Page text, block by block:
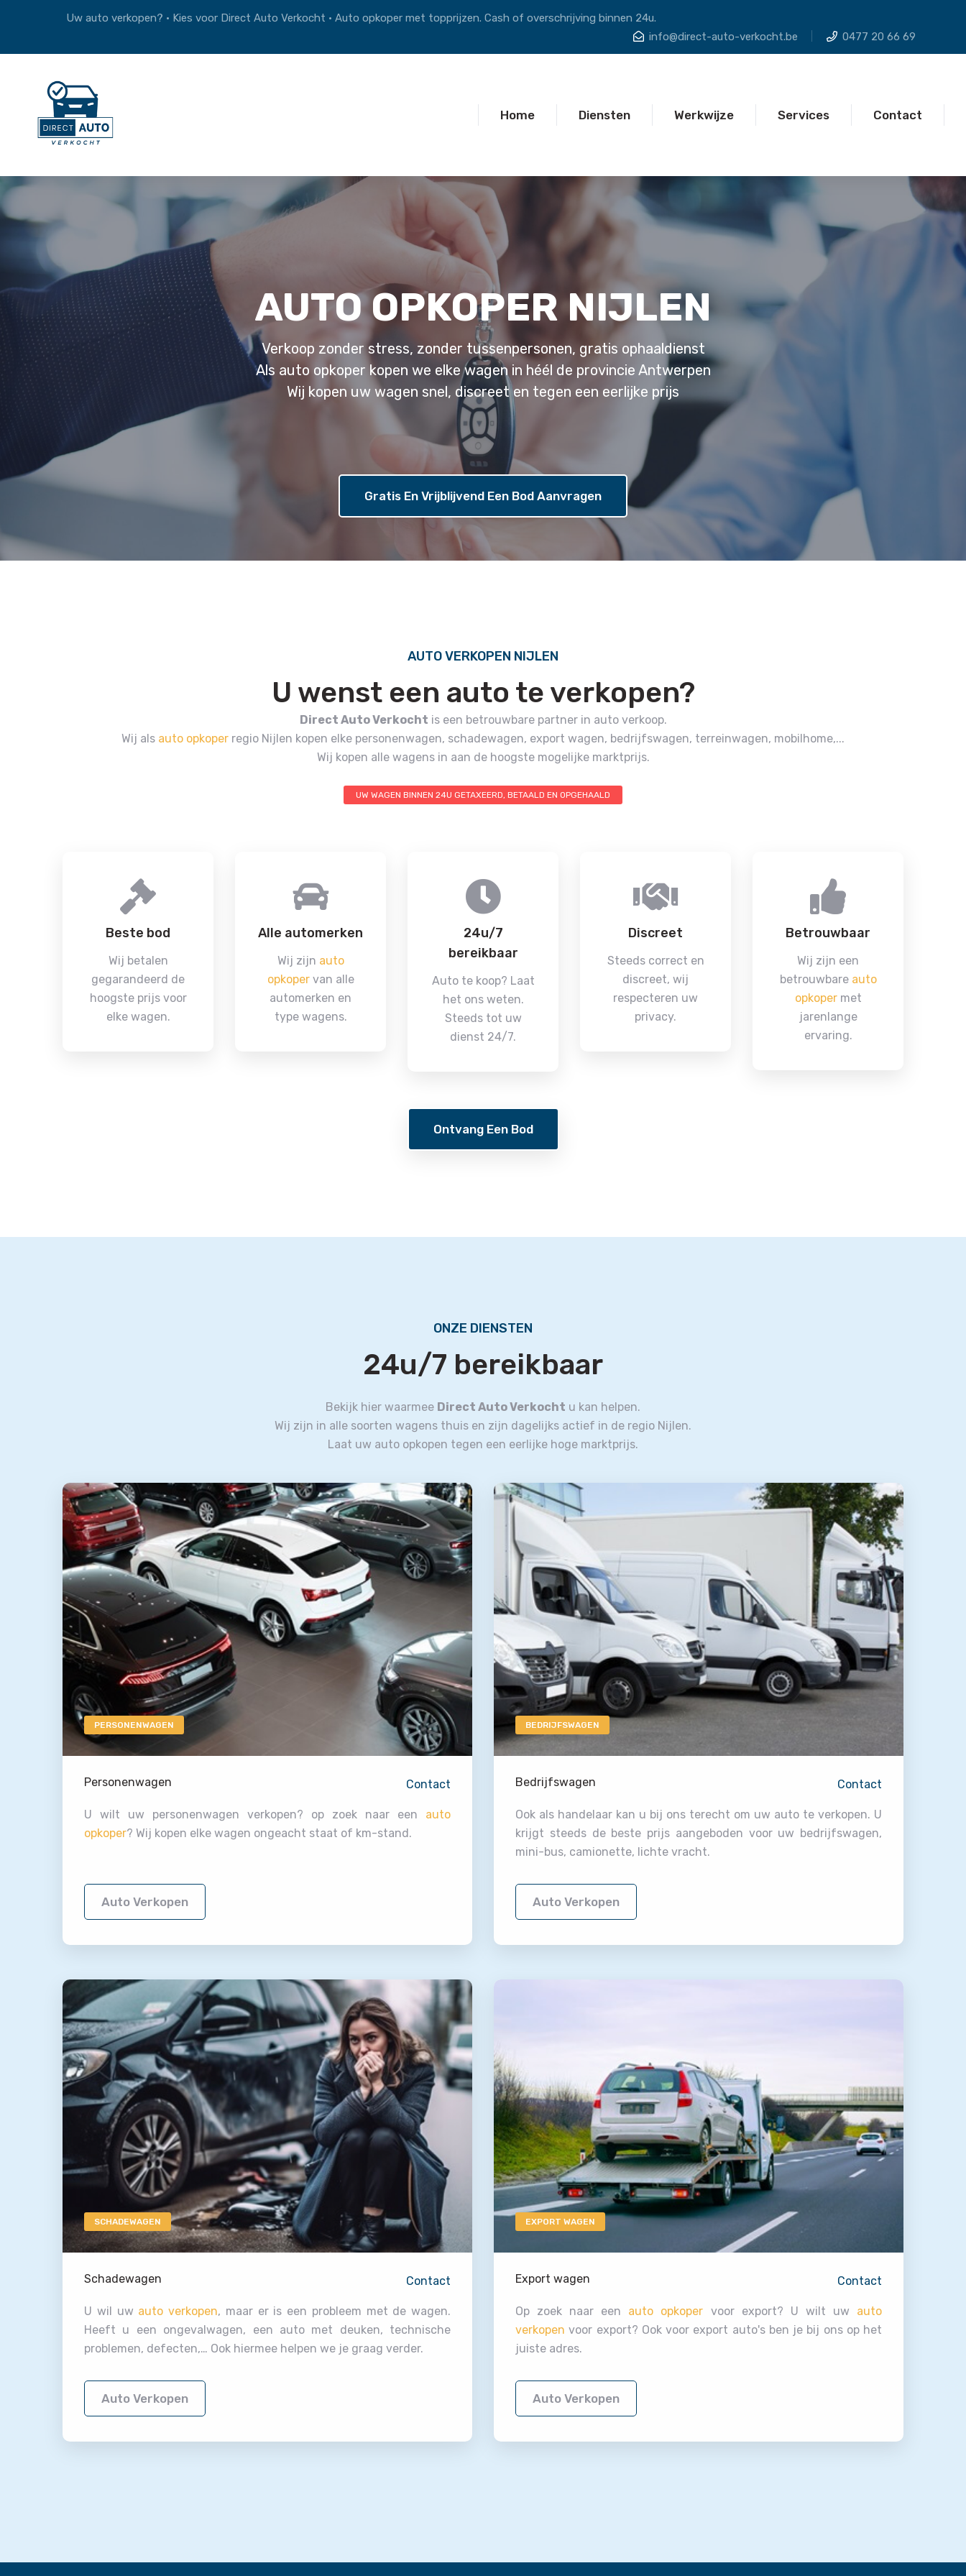
Uw auto verkopen? • Kies voor Direct Auto Verkocht • Auto opkoper met topprijzen. Cash of overschrijving binnen 24u.
info@direct-auto-verkocht.be
0477 20 66 69
Home Diensten Werkwijze Services Contact
AUTO OPKOPER NIJLEN
Verkoop zonder stress, zonder tussenpersonen, gratis ophaaldienst
Als auto opkoper kopen we elke wagen in héél de provincie Antwerpen
Wij kopen uw wagen snel, discreet en tegen een eerlijke prijs
Gratis En Vrijblijvend Een Bod Aanvragen
AUTO VERKOPEN NIJLEN
U wenst een auto te verkopen?
Direct Auto Verkocht is een betrouwbare partner in auto verkoop.
Wij als auto opkoper regio Nijlen kopen elke personenwagen, schadewagen, export wagen, bedrijfswagen, terreinwagen, mobilhome,...
Wij kopen alle wagens in aan de hoogste mogelijke marktprijs.
UW WAGEN BINNEN 24U GETAXEERD, BETAALD EN OPGEHAALD
Beste bod
Wij betalen
gegarandeerd de
hoogste prijs voor
elke wagen.
Alle automerken
Wij zijn auto
opkopervan alle
automerken en
type wagens.
24u/7
bereikbaar
Auto te koop? Laat
het ons weten.
Steeds tot uw
dienst 24/7.
Discreet
Steeds correct en
discreet, wij
respecteren uw
privacy.
Betrouwbaar
Wij zijn een
betrouwbare auto
opkopermet
jarenlange
ervaring.
Ontvang Een Bod
ONZE DIENSTEN
24u/7 bereikbaar
Bekijk hier waarmee Direct Auto Verkocht u kan helpen.
Wij zijn in alle soorten wagens thuis en zijn dagelijks actief in de regio Nijlen.
Laat uw auto opkopen tegen een eerlijke hoge marktprijs.
PERSONENWAGEN
Personenwagen Contact
U wilt uw personenwagen verkopen? op zoek naar een auto
opkoper? Wij kopen elke wagen ongeacht staat of km-stand.
Auto Verkopen
BEDRIJFSWAGEN
Bedrijfswagen Contact
Ook als handelaar kan u bij ons terecht om uw auto te verkopen. U
krijgt steeds de beste prijs aangeboden voor uw bedrijfswagen,
mini-bus, camionette, lichte vracht.
Auto Verkopen
SCHADEWAGEN
Schadewagen Contact
U wil uw auto verkopen, maar er is een probleem met de wagen.
Heeft u een ongevalwagen, een auto met deuken, technische
problemen, defecten,… Ook hiermee helpen we je graag verder.
Auto Verkopen
EXPORT WAGEN
Export wagen Contact
Op zoek naar een auto opkoper voor export? U wilt uw auto
verkopen voor export? Ook voor export auto's ben je bij ons op het
juiste adres.
Auto Verkopen